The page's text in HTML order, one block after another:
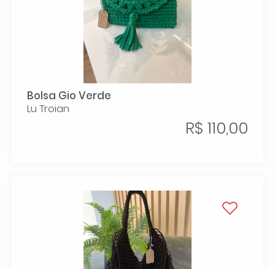
Bolsa Gio Verde
Lu Troian
R$ 110,00